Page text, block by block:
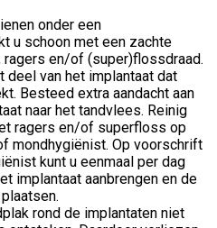
onder een
u schoon met een zachte
en/of (super)flossdraad.
deel van het implantaat dat
Besteed extra aandacht aan
naar het tandvlees. Reinig
ragers en/of superfloss op
mondhygiënist. Op voorschrift
kunt u eenmaal per dag
implantaat aanbrengen en de
rond de implantaten niet